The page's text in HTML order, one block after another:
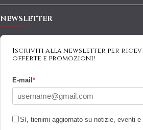
NEWSLETTER
Iscriviti alla newsletter per
offerte e promozioni!
E-mail *
Sì, tienimi aggiornato su notizie, eventi e